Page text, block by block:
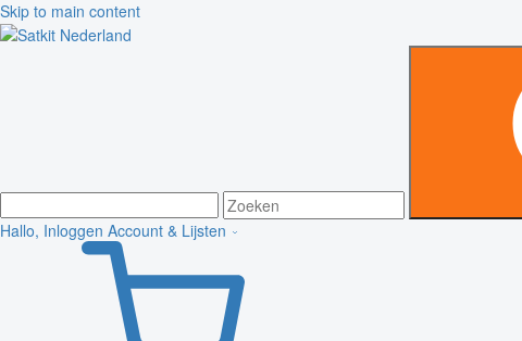
Skip to main content
Hallo, Inloggen Account & Lijsten